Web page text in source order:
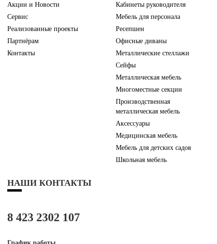
Акции и Новости
Сервис
Реализованные проекты
Партнёрам
Контакты
Кабинеты руководителя
Мебель для персонала
Ресепшен
Офисные диваны
Металлические стеллажи
Сейфы
Металлическая мебель
Многоместные секции
Производственная
металлическая мебель
Аксессуары
Медицинская мебель
Мебель для детских садов
Школьная мебель
НАШИ КОНТАКТЫ
8 423 2302 107